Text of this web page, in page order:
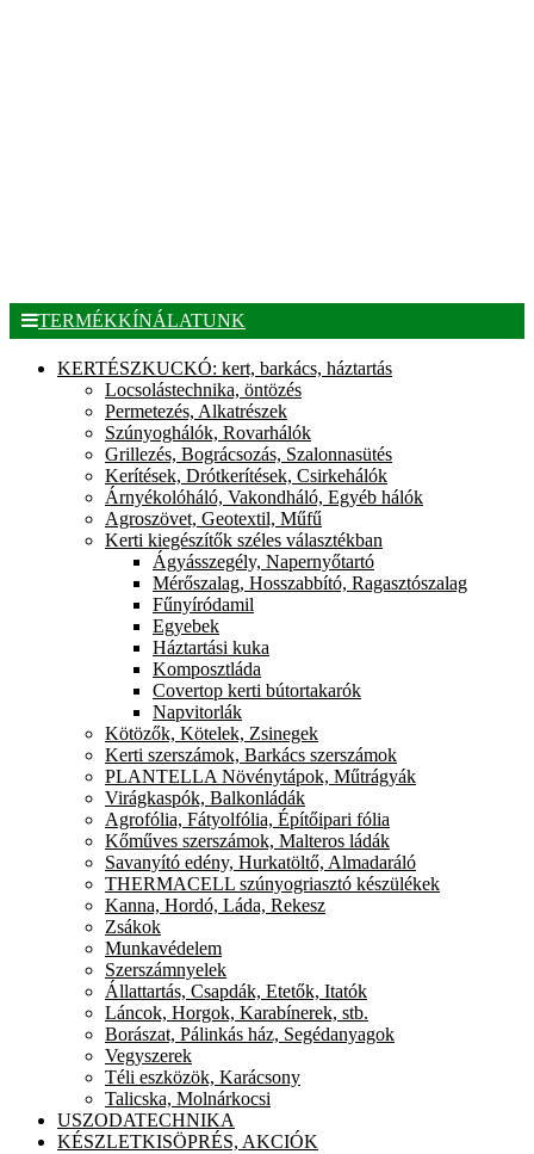
TERMÉKKÍNÁLATUNK
KERTÉSZKUCKÓ: kert, barkács, háztartás
Locsolástechnika, öntözés
Permetezés, Alkatrészek
Szúnyoghálók, Rovarhálók
Grillezés, Bográcsozás, Szalonnasütés
Kerítések, Drótkerítések, Csirkehálók
Árnyékolóháló, Vakondháló, Egyéb hálók
Agroszövet, Geotextil, Műfű
Kerti kiegészítők széles választékban
Ágyásszegély, Napernyőtartó
Mérőszalag, Hosszabbító, Ragasztószalag
Fűnyíródamil
Egyebek
Háztartási kuka
Komposztláda
Covertop kerti bútortakarók
Napvitorlák
Kötözők, Kötelek, Zsinegek
Kerti szerszámok, Barkács szerszámok
PLANTELLA Növénytápok, Műtrágyák
Virágkaspók, Balkonládák
Agrofólia, Fátyolfólia, Építőipari fólia
Kőműves szerszámok, Malteros ládák
Savanyító edény, Hurkatöltő, Almadaráló
THERMACELL szúnyogriasztó készülékek
Kanna, Hordó, Láda, Rekesz
Zsákok
Munkavédelem
Szerszámnyelek
Állattartás, Csapdák, Etetők, Itatók
Láncok, Horgok, Karabínerek, stb.
Borászat, Pálinkás ház, Segédanyagok
Vegyszerek
Téli eszközök, Karácsony
Talicska, Molnárkocsi
USZODATECHNIKA
KÉSZLETKISÖPRÉS, AKCIÓK